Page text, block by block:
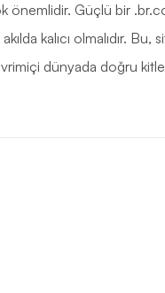
önemlidir. Güçlü bir
kalıcı olmalıdır.
dünyada doğru